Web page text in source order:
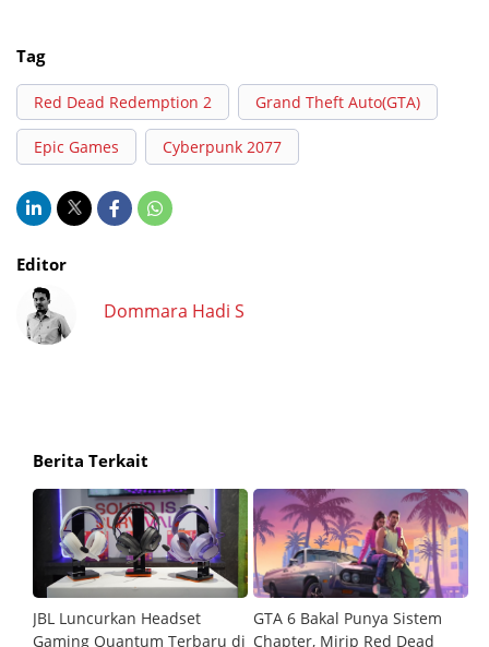
Tag
Red Dead Redemption 2 Grand Theft Auto(GTA)
Epic Games Cyberpunk 2077
Editor
Dommara Hadi S
Berita Terkait
JBL Luncurkan Headset
Gaming Quantum Terbaru di
GTA 6 Bakal Punya Sistem
Chapter, Mirip Red Dead